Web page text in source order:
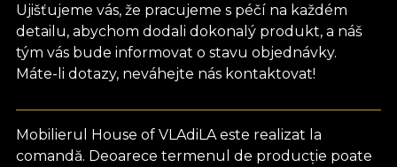
Ujišťujeme vás, že pracujeme s péčí na každém
detailu, abychom dodali dokonalý produkt, a náš
tým vás bude informovat o stavu objednávky.
Máte-li dotazy, neváhejte nás kontaktovat!
Mobilierul House of VLAdiLA este realizat la
comandă. Deoarece termenul de producție poate